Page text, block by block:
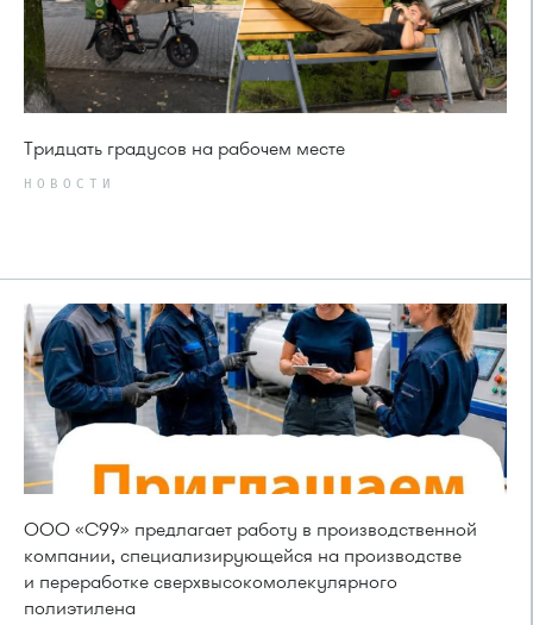
Тридцать градусов на рабочем месте
НОВОСТИ
ООО «С99» предлагает работу в производственной
компании, специализирующейся на производстве
и переработке сверхвысокомолекулярного
полиэтилена